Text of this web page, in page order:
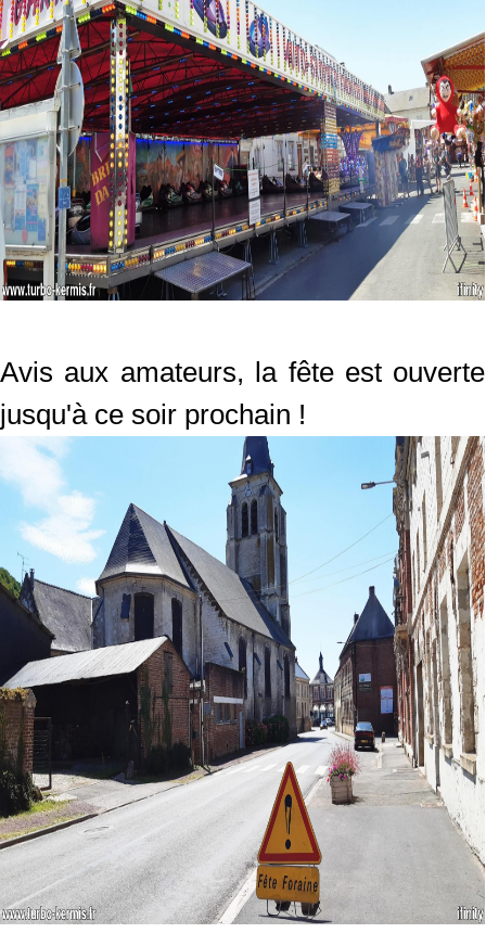
Avis aux amateurs, la fête est ouverte
jusqu'à ce soir prochain !